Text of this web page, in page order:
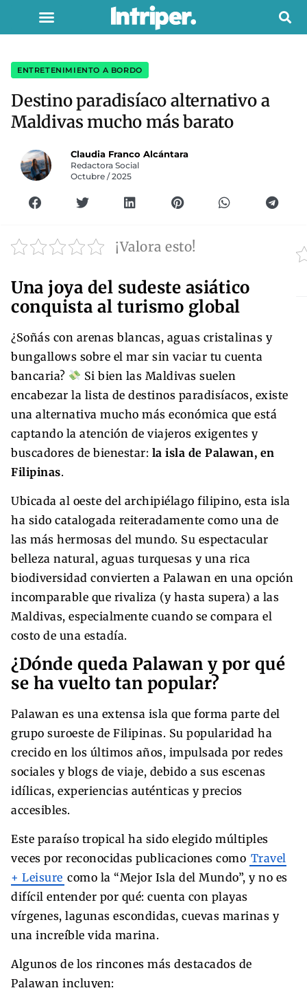
ENTRETENIMIENTO A BORDO
Destino paradisíaco alternativo a
Maldivas mucho más barato
Claudia Franco Alcántara
Redactora Social
Octubre / 2025
¡Valora esto!
Una joya del sudeste asiático
conquista al turismo global
¿Soñás con arenas blancas, aguas cristalinas y
bungallows sobre el mar sin vaciar tu cuenta
bancaria?
Si bien las Maldivas suelen
encabezar la lista de destinos paradisíacos, existe
una alternativa mucho más económica que está
captando la atención de viajeros exigentes y
buscadores de bienestar: la isla de Palawan, en
Filipinas.
Ubicada al oeste del archipiélago filipino, esta isla
ha sido catalogada reiteradamente como una de
las más hermosas del mundo. Su espectacular
belleza natural, aguas turquesas y una rica
biodiversidad convierten a Palawan en una opción
incomparable que rivaliza (y hasta supera) a las
Maldivas, especialmente cuando se compara el
costo de una estadía.
¿Dónde queda Palawan y por qué
se ha vuelto tan popular?
Palawan es una extensa isla que forma parte del
grupo suroeste de Filipinas. Su popularidad ha
crecido en los últimos años, impulsada por redes
sociales y blogs de viaje, debido a sus escenas
idílicas, experiencias auténticas y precios
accesibles.
Este paraíso tropical ha sido elegido múltiples
veces por reconocidas publicaciones como Travel
+ Leisure como la “Mejor Isla del Mundo”, y no es
difícil entender por qué: cuenta con playas
vírgenes, lagunas escondidas, cuevas marinas y
una increíble vida marina.
Algunos de los rincones más destacados de
Palawan incluyen: